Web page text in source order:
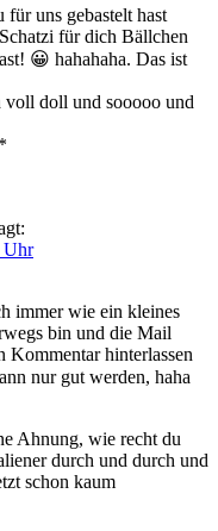
für uns gebastelt hast
für dich Bällchen
😀 hahahaha. Das ist
doll und sooooo und
Uhr
immer wie ein kleines
bin und die Mail
Kommentar hinterlassen
nur gut werden, haha
Ahnung, wie recht du
durch und durch und
schon kaum